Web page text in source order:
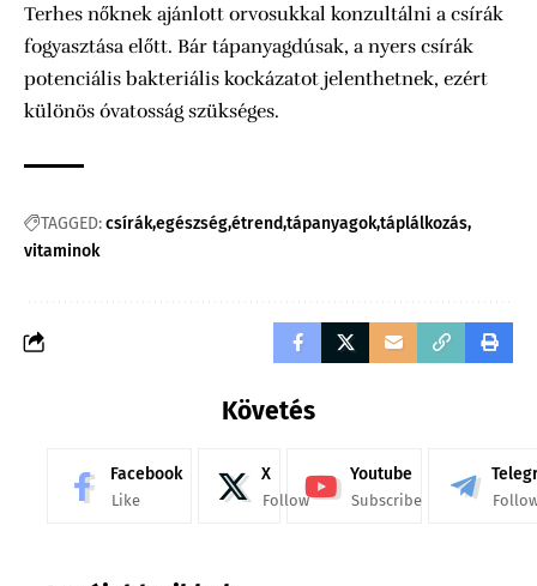
Terhes nőknek ajánlott orvosukkal konzultálni a csírák
fogyasztása előtt. Bár tápanyagdúsak, a nyers csírák
potenciális bakteriális kockázatot jelenthetnek, ezért
különös óvatosság szükséges.
TAGGED:csírákegészségétrend tápanyagoktáplálkozás
vitaminok
Követés
Facebook
Like
X
Follow
Youtube
Subscribe